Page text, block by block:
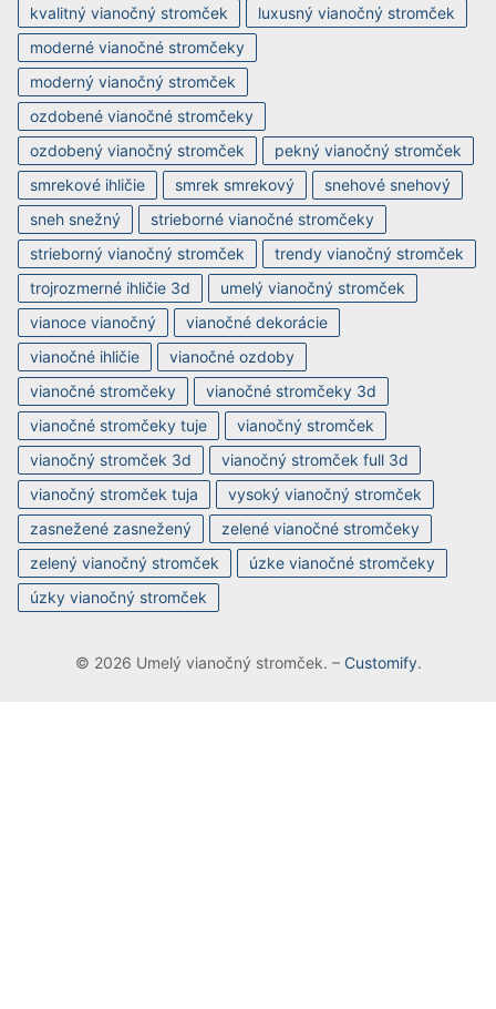
kvalitný vianočný stromček
luxusný vianočný stromček
moderné vianočné stromčeky
moderný vianočný stromček
ozdobené vianočné stromčeky
ozdobený vianočný stromček
pekný vianočný stromček
smrekové ihličie
smrek smrekový
snehové snehový
sneh snežný
strieborné vianočné stromčeky
strieborný vianočný stromček
trendy vianočný stromček
trojrozmerné ihličie 3d
umelý vianočný stromček
vianoce vianočný
vianočné dekorácie
vianočné ihličie
vianočné ozdoby
vianočné stromčeky
vianočné stromčeky 3d
vianočné stromčeky tuje
vianočný stromček
vianočný stromček 3d
vianočný stromček full 3d
vianočný stromček tuja
vysoký vianočný stromček
zasnežené zasnežený
zelené vianočné stromčeky
zelený vianočný stromček
úzke vianočné stromčeky
úzky vianočný stromček
© 2026 Umelý vianočný stromček. – Customify.